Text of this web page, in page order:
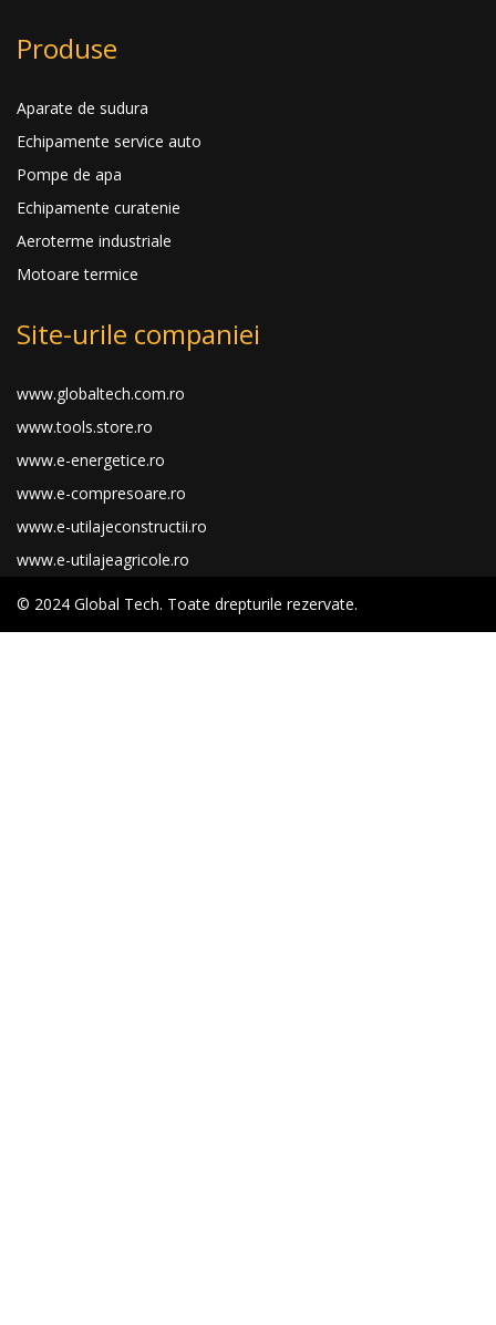
Produse
Aparate de sudura
Echipamente service auto
Pompe de apa
Echipamente curatenie
Aeroterme industriale
Motoare termice
Site-urile companiei
www.globaltech.com.ro
www.tools.store.ro
www.e-energetice.ro
www.e-compresoare.ro
www.e-utilajeconstructii.ro
www.e-utilajeagricole.ro
© 2024 Global Tech. Toate drepturile rezervate.